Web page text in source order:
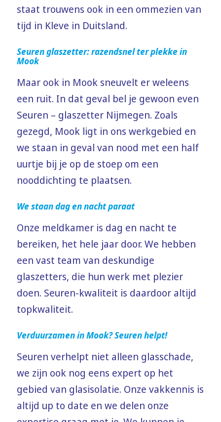
staat trouwens ook in een ommezien van
tijd in Kleve in Duitsland.
Seuren glaszetter: razendsnel ter plekke in
Mook
Maar ook in Mook sneuvelt er weleens
een ruit. In dat geval bel je gewoon even
Seuren – glaszetter Nijmegen. Zoals
gezegd, Mook ligt in ons werkgebied en
we staan in geval van nood met een half
uurtje bij je op de stoep om een
nooddichting te plaatsen.
We staan dag en nacht paraat
Onze meldkamer is dag en nacht te
bereiken, het hele jaar door. We hebben
een vast team van deskundige
glaszetters, die hun werk met plezier
doen. Seuren-kwaliteit is daardoor altijd
topkwaliteit.
Verduurzamen in Mook? Seuren helpt!
Seuren verhelpt niet alleen glasschade,
we zijn ook nog eens expert op het
gebied van glasisolatie. Onze vakkennis is
altijd up to date en we delen onze